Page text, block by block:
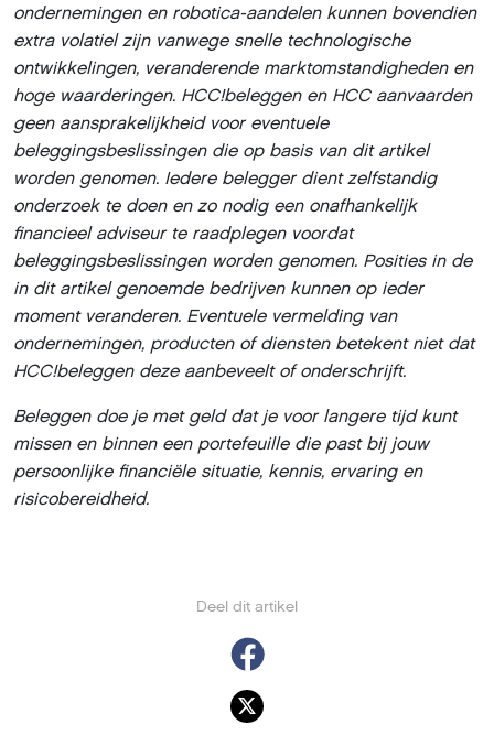
Deel dit artikel
ondernemingen en robotica-aandelen kunnen bovendien
extra volatiel zijn vanwege snelle technologische
ontwikkelingen, veranderende marktomstandigheden en
hoge waarderingen. HCC!beleggen en HCC aanvaarden
geen aansprakelijkheid voor eventuele
beleggingsbeslissingen die op basis van dit artikel
worden genomen. Iedere belegger dient zelfstandig
onderzoek te doen en zo nodig een onafhankelijk
financieel adviseur te raadplegen voordat
beleggingsbeslissingen worden genomen. Posities in de
in dit artikel genoemde bedrijven kunnen op ieder
moment veranderen. Eventuele vermelding van
ondernemingen, producten of diensten betekent niet dat
HCC!beleggen deze aanbeveelt of onderschrijft.
Beleggen doe je met geld dat je voor langere tijd kunt
missen en binnen een portefeuille die past bij jouw
persoonlijke financiële situatie, kennis, ervaring en
risicobereidheid.